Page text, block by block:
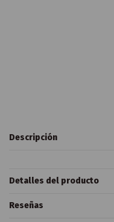
Descripción
Detalles del producto
Reseñas